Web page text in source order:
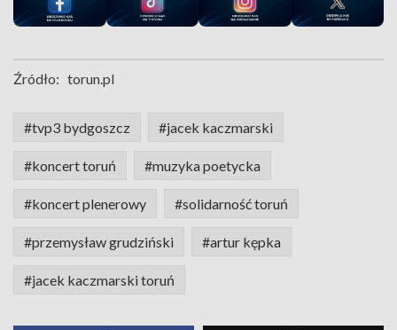
Źródło: torun.pl
#tvp3 bydgoszcz #jacek kaczmarski
#koncert toruń #muzyka poetycka
#koncert plenerowy #solidarność toruń
#przemysław grudziński #artur kępka
#jacek kaczmarski toruń